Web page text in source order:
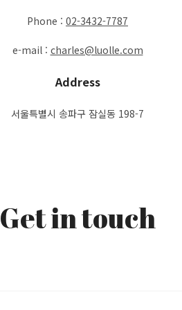
Phone : 02-3432-7787
e-mail : charles@luolle.com
Address
서울특별시 송파구 잠실동 198-7
Get in touch